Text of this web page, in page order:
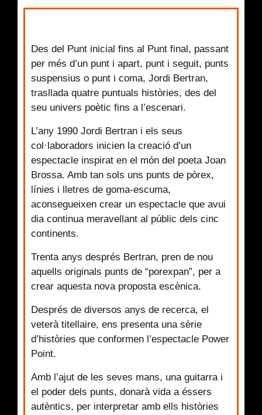
Des del Punt inicial fins al Punt final, passant
per més d’un punt i apart, punt i seguit, punts
suspensius o punt i coma, Jordi Bertran,
trasllada quatre puntuals històries, des del
seu univers poètic fins a l’escenari.
L’any 1990 Jordi Bertran i els seus
col·laboradors inicien la creació d’un
espectacle inspirat en el món del poeta Joan
Brossa. Amb tan sols uns punts de pòrex,
línies i lletres de goma-escuma,
aconsegueixen crear un espectacle que avui
dia continua meravellant al públic dels cinc
continents.
Trenta anys després Bertran, pren de nou
aquells originals punts de “porexpan”, per a
crear aquesta nova proposta escènica.
Després de diversos anys de recerca, el
veterà titellaire, ens presenta una sèrie
d’històries que conformen l’espectacle Power
Point.
Amb l’ajut de les seves mans, una guitarra i
el poder dels punts, donarà vida a éssers
autèntics, per interpretar amb ells històries